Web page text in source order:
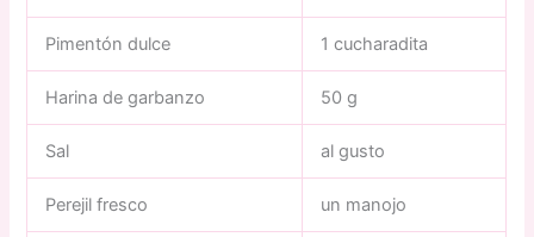
Pimentón dulce 1 cucharadita
Harina de garbanzo 50 g
Sal al gusto
Perejil fresco un manojo